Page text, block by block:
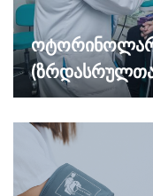
(ზრდასრულთა